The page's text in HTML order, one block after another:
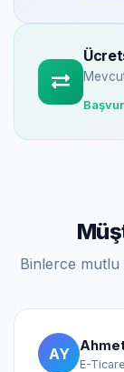
Başvur
Binlerce mutlu
AY
E-